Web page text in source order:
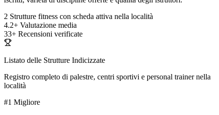
2 Strutture fitness con scheda attiva nella località
4.2+ Valutazione media
33+ Recensioni verificate
Listato delle Strutture Indicizzate
Registro completo di palestre, centri sportivi e personal trainer nella
località
#1 Migliore